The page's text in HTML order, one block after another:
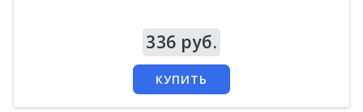
336 руб.
КУПИТЬ